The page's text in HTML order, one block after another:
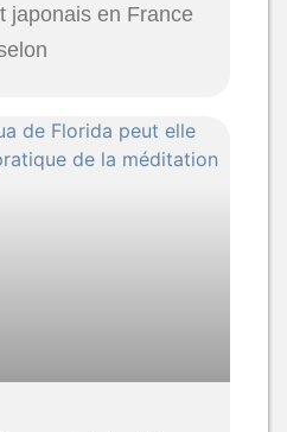
japonais en France